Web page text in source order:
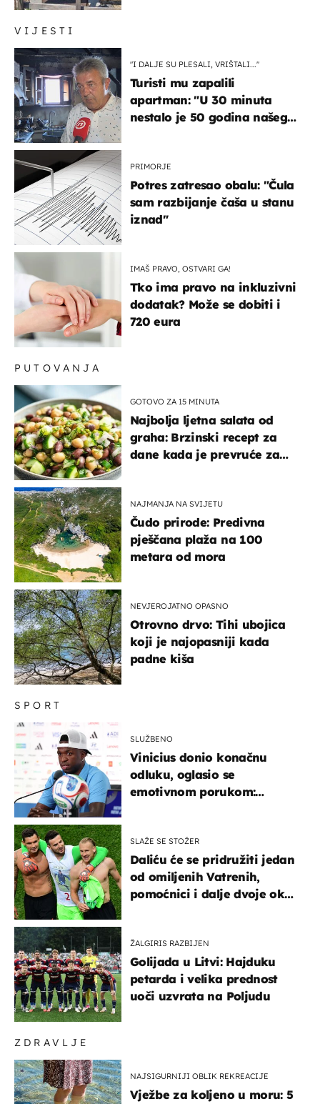
VIJESTI
"I DALJE SU PLESALI, VRIŠTALI..."
Turisti mu zapalili
apartman: "U 30 minuta
nestalo je 50 godina našeg
PRIMORJE
Potres zatresao obalu: "Čula
sam razbijanje čaša u stanu
iznad"
IMAŠ PRAVO, OSTVARI GA!
Tko ima pravo na inkluzivni
dodatak? Može se dobiti i
720 eura
ZDRAVLJE
NAJSIGURNIJI OBLIK REKREACIJE
Vježbe za koljeno u moru: 5
SPORT
SLUŽBENO
Vinicius donio konačnu
odluku, oglasio se
emotivnom porukom:
SLAŽE SE STOŽER
Daliću će se pridružiti jedan
od omiljenih Vatrenih,
pomoćnici i dalje dvoje oko
ŽALGIRIS RAZBIJEN
Golijada u Litvi: Hajduku
petarda i velika prednost
uoči uzvrata na Poljudu
PUTOVANJA
GOTOVO ZA 15 MINUTA
Najbolja ljetna salata od
graha: Brzinski recept za
dane kada je prevruće za
NAJMANJA NA SVIJETU
Čudo prirode: Predivna
pješčana plaža na 100
metara od mora
NEVJEROJATNO OPASNO
Otrovno drvo: Tihi ubojica
koji je najopasniji kada
padne kiša